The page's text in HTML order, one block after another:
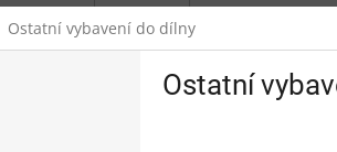
Ostatní vybavení do dílny
Ostatní